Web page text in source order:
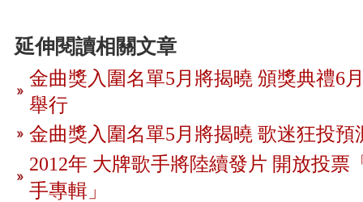
延伸閱讀相關文章
金曲獎入圍名單5月將揭曉 頒獎典禮6
舉行
金曲獎入圍名單5月將揭曉 歌迷狂投預
2012年 大牌歌手將陸續發片 開放投票
手專輯」